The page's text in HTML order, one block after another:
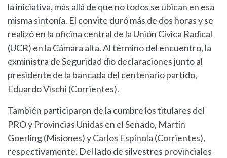
la iniciativa, más allá de que no todos se ubican en esa
misma sintonía. El convite duró más de dos horas y se
realizó en la oficina central de la Unión Cívica Radical
(UCR) en la Cámara alta. Al término del encuentro, la
exministra de Seguridad dio declaraciones junto al
presidente de la bancada del centenario partido,
Eduardo Vischi (Corrientes).
También participaron de la cumbre los titulares del
PRO y Provincias Unidas en el Senado, Martín
Goerling (Misiones) y Carlos Espínola (Corrientes),
respectivamente. Del lado de silvestres provinciales